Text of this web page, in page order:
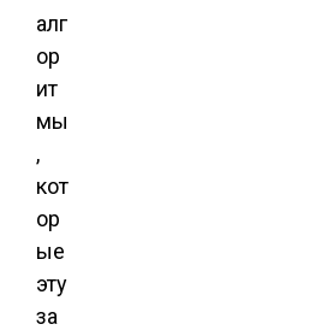
алг
ор
ит
мы
,
кот
ор
ые
эту
за